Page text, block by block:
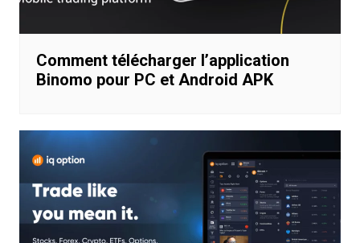
Comment télécharger l’application
Binomo pour PC et Android APK